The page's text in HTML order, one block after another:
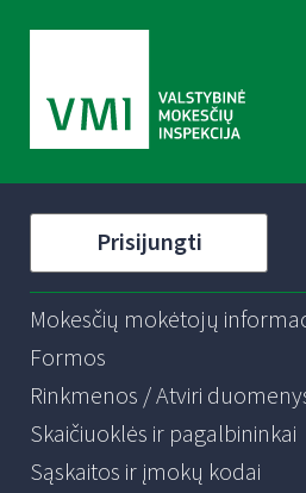
Prisijungti
Mokesčių mokėtojų
Formos
Rinkmenos / Atviri
Skaičiuoklės ir pagalbininkai
Sąskaitos ir įmokų kodai